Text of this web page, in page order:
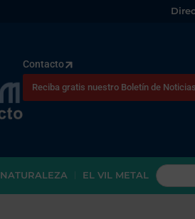
Contacto
Reciba gratis nuestro Boletín de Noticias
NATURALEZA EL VIL METAL